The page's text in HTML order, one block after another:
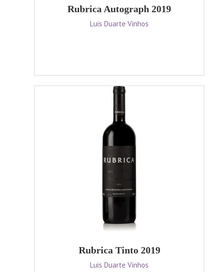
Rubrica Autograph 2019
Luis Duarte Vinhos
Rubrica Tinto 2019
Luis Duarte Vinhos